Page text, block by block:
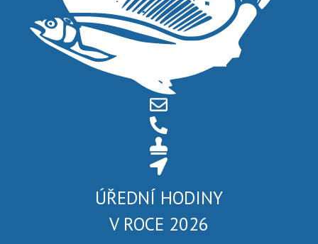
ÚŘEDNÍ HODINY
V ROCE 2026